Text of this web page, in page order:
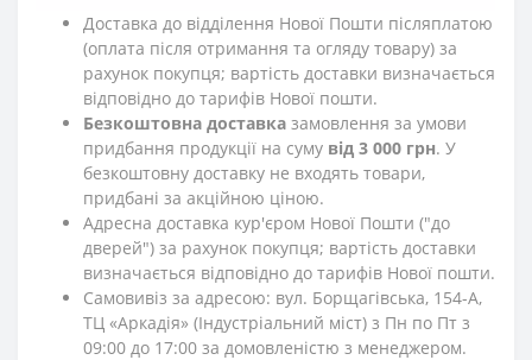
Доставка до відділення Нової Пошти післяплатою
(оплата після отримання та огляду товару) за
рахунок покупця; вартість доставки визначається
відповідно до тарифів Нової пошти.
Безкоштовна доставка замовлення за умови
придбання продукції на суму від 3 000 грн. У
безкоштовну доставку не входять товари,
придбані за акційною ціною.
Адресна доставка кур'єром Нової Пошти ("до
дверей") за рахунок покупця; вартість доставки
визначається відповідно до тарифів Нової пошти.
Самовивіз за адресою: вул. Борщагівська, 154-А,
ТЦ «Аркадія» (Індустріальний міст) з Пн по Пт з
09:00 до 17:00 за домовленістю з менеджером.